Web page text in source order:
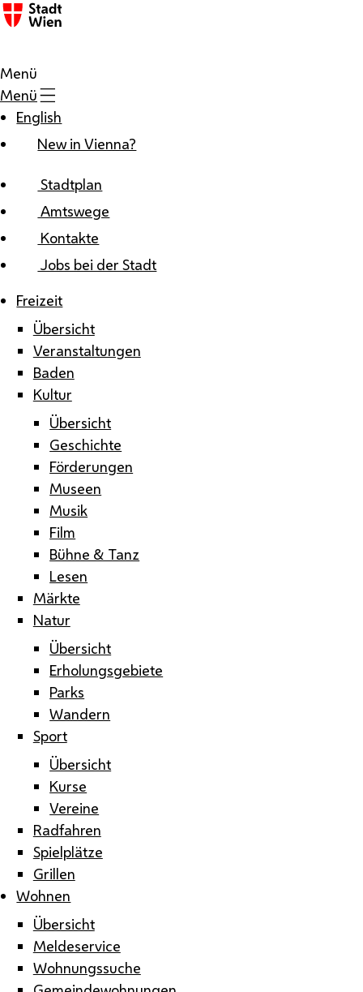
Zum Inhalt
Menü
Menü
English
New in Vienna?
Stadtplan
Amtswege
Kontakte
Jobs bei der Stadt
Freizeit
Übersicht
Veranstaltungen
Baden
Kultur
Übersicht
Geschichte
Förderungen
Museen
Musik
Film
Bühne & Tanz
Lesen
Märkte
Natur
Übersicht
Erholungsgebiete
Parks
Wandern
Sport
Übersicht
Kurse
Vereine
Radfahren
Spielplätze
Grillen
Wohnen
Übersicht
Meldeservice
Wohnungssuche